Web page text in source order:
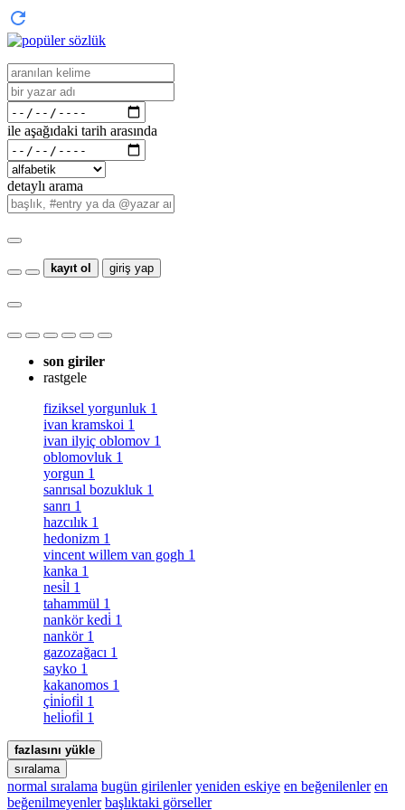
ile aşağıdaki tarih arasında
detaylı arama
kayıt ol giriş yap
son giriler
rastgele
fiziksel yorgunluk 1
ivan kramskoi 1
ivan ilyiç oblomov 1
oblomovluk 1
yorgun 1
sanrısal bozukluk 1
sanrı 1
hazcılık 1
hedonizm 1
vincent willem van gogh 1
kanka 1
nesi̇l 1
tahammül 1
nankör kedi̇ 1
nankör 1
gazozağacı 1
sayko 1
kakanomos 1
çi̇ni̇ofi̇l 1
heli̇ofi̇l 1
fazlasını yükle
sıralama
normal sıralama bugün girilenler yeniden eskiye en beğenilenler en
beğenilmeyenler başlıktaki görseller